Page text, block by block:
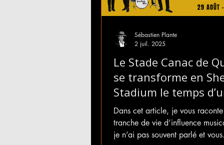
Le Stade Canac de
se transforme en
Stadium le temps
soir… Hommage aux
Beatles avec
New le 29 août
Dans cet article, je vous
tranche de vie d’influence
je n’ai pas souvent parlé et vous
Sébastien Plante
2 juil. 2025